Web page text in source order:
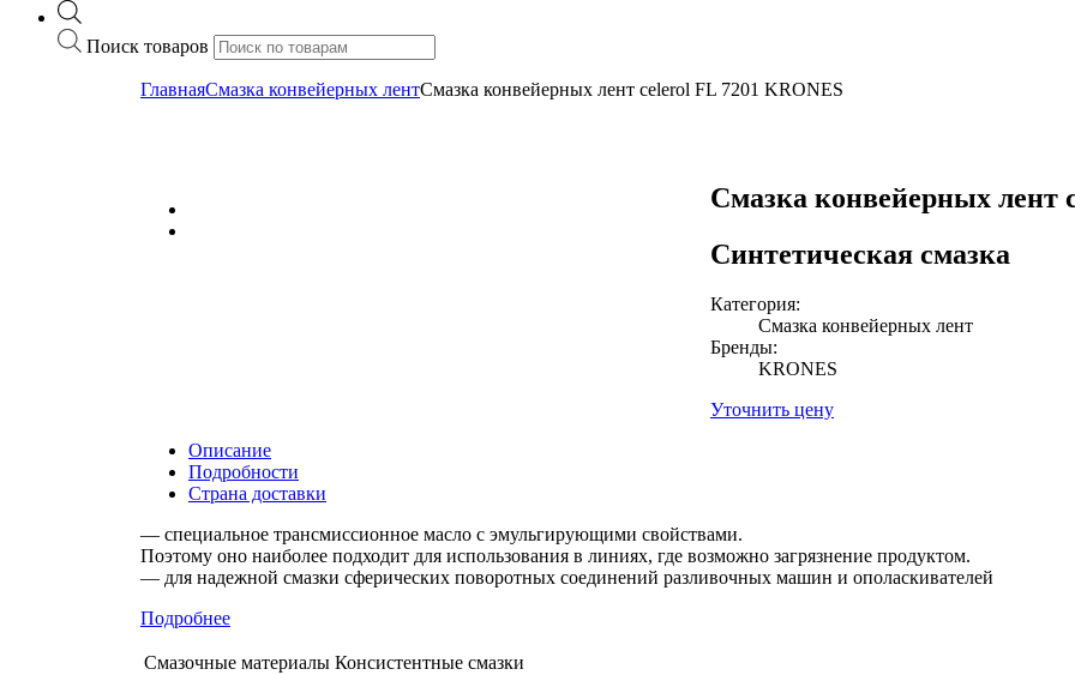
Поиск товаров
ГлавнаяCмазка конвейерных лентCмазка конвейерных лент celerol FL 7201 KRONES
Cмазка конвейерных лент
Синтетическая смазка
Категория:
Cмазка конвейерных лент
Бренды:
KRONES
Уточнить цену
Описание
Подробности
Страна доставки
— специальное трансмиссионное масло с эмульгирующими свойствами.
Поэтому оно наиболее подходит для использования в линиях, где возможно загрязнение продуктом.
— для надежной смазки сферических поворотных соединений разливочных машин и ополаскивателей
Подробнее
Смазочные материалы Консистентные смазки